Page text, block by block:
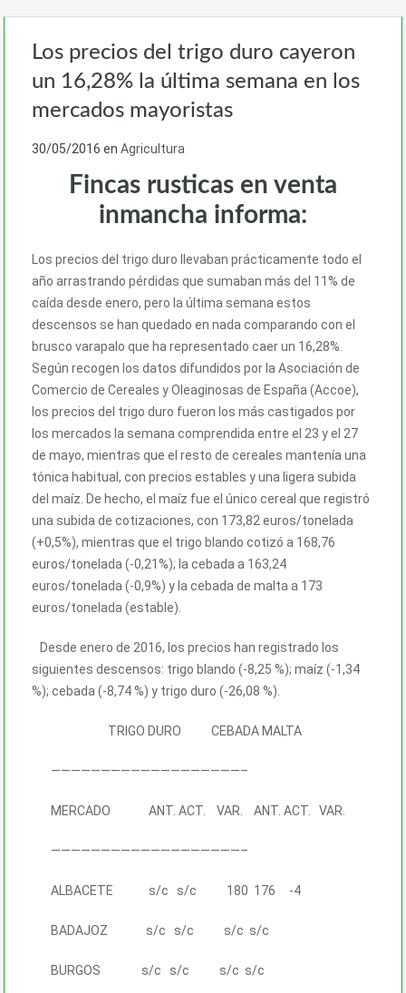
Los precios del trigo duro cayeron
un 16,28% la última semana en los
mercados mayoristas
30/05/2016 en Agricultura
Fincas rusticas en venta
inmancha informa:
Los precios del trigo duro llevaban prácticamente todo el
año arrastrando pérdidas que sumaban más del 11% de
caída desde enero, pero la última semana estos
descensos se han quedado en nada comparando con el
brusco varapalo que ha representado caer un 16,28%.
Según recogen los datos difundidos por la Asociación de
Comercio de Cereales y Oleaginosas de España (Accoe),
los precios del trigo duro fueron los más castigados por
los mercados la semana comprendida entre el 23 y el 27
de mayo, mientras que el resto de cereales mantenía una
tónica habitual, con precios estables y una ligera subida
del maíz. De hecho, el maíz fue el único cereal que registró
una subida de cotizaciones, con 173,82 euros/tonelada
(+0,5%), mientras que el trigo blando cotizó a 168,76
euros/tonelada (-0,21%); la cebada a 163,24
euros/tonelada (-0,9%) y la cebada de malta a 173
euros/tonelada (estable).
Desde enero de 2016, los precios han registrado los
siguientes descensos: trigo blando (-8,25 %); maíz (-1,34
%); cebada (-8,74 %) y trigo duro (-26,08 %).
TRIGO DURO CEBADA MALTA
———————————————————–
MERCADO ANT. ACT. VAR. ANT. ACT. VAR.
———————————————————–
ALBACETE s/c s/c 180 176 -4
BADAJOZ s/c s/c s/c s/c
BURGOS s/c s/c s/c s/c